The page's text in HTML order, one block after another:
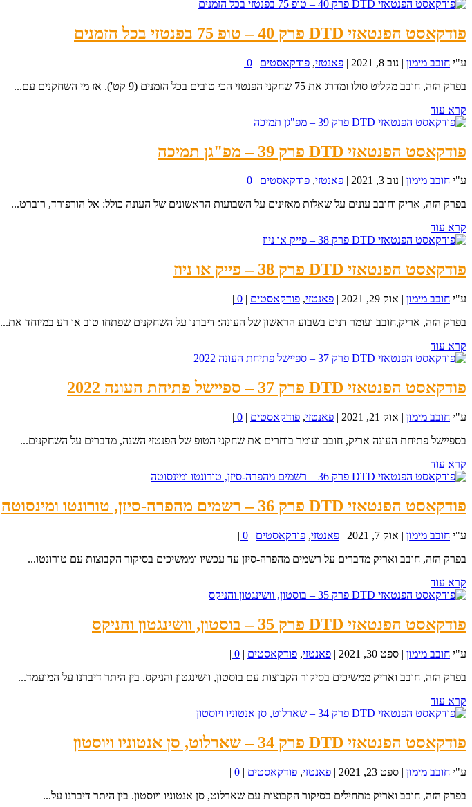
פודקאסט הפנטאזי DTD פרק 40 – טופ 75 בפנטזי בכל הזמנים
ע"י חובב מימון | נוב 8, 2021 | פאנטזי, פודקאסטים |
0
|
בפרק הזה, חובב מקליט סולו ומדרג את 75 שחקני הפנטזי הכי טובים בכל הזמנים (9 קט'). אז מי השחקנים עם...
קרא עוד
פודקאסט הפנטאזי DTD פרק 39 – מפ"גן תמיכה
ע"י חובב מימון נוב 3, 2021 פאנטזי, פודקאסטים 0
בפרק הזה, אריק וחובב עונים על שאלות מאזינים על השבועות הראשונים של העונה כולל: אל הורפורד, רוברט...
קרא עוד
פודקאסט הפנטאזי DTD פרק 38 – פייק או ניוז
ע"י חובב מימון | אוק 29, 2021 | פאנטזי, פודקאסטים |
0
|
בפרק הזה, אריק,חובב ועומר דנים בשבוע הראשון של העונה: דיברנו על השחקנים שפתחו טוב או רע במיוחד את...
קרא עוד
פודקאסט הפנטאזי DTD פרק 37 – ספיישל פתיחת העונה 2022
ע"י חובב מימון | אוק 21, 2021 | פאנטזי, פודקאסטים |
0
|
בספיישל פתיחת העונה אריק, חובב ועומר בוחרים את שחקני הטופ של הפנטזי השנה, מדברים על השחקנים...
קרא עוד
פודקאסט הפנטאזי DTD פרק 36 – רשמים מהפרה-סיזן, טורונטו ומינסוטה
ע"י חובב מימון | אוק 7, 2021 | פאנטזי, פודקאסטים |
0
|
בפרק הזה, חובב ואריק מדברים על רשמים מהפרה-סיזן עד עכשיו וממשיכים בסיקור הקבוצות עם טורונטו...
קרא עוד
פודקאסט הפנטאזי DTD פרק 35 – בוסטון, וושינגטון והניקס
ע"י חובב מימון | ספט 30, 2021 | פאנטזי, פודקאסטים |
0
|
בפרק הזה, חובב ואריק ממשיכים בסיקור הקבוצות עם בוסטון, וושינגטון והניקס. בין היתר דיברנו על המועמד...
קרא עוד
פודקאסט הפנטאזי DTD פרק 34 – שארלוט, סן אנטוניו ויוסטון
ע"י חובב מימון | ספט 23, 2021 | פאנטזי, פודקאסטים |
0
|
בפרק הזה, חובב ואריק מתחילים בסיקור הקבוצות עם שארלוט, סן אנטוניו ויוסטון. בין היתר דיברנו על...